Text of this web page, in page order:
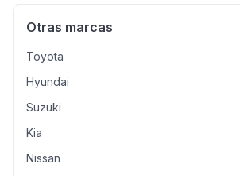
Otras marcas
Toyota
Hyundai
Suzuki
Kia
Nissan